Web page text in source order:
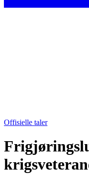
Offisielle taler